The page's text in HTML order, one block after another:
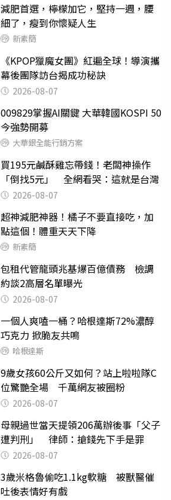
減肥首選，檸檬加它，堅持一週，腰
細了，瘦到你懷疑人生
新素簡
《KPOP獵魔女團》紅遍全球！導演攜
幕後團隊訪台揭成功秘訣
2026-08-07
009829掌握AI關鍵 大華韓國KOSPI 50
今強勢開募
大華銀全能行銷方案
買195元鹹酥雞忘帶錢！老闆神操作
「倒找5元」 全網看哭：這就是台灣
2026-08-07
超神減肥神器！橘子不要直接吃，加
點這個！體重天天下降
新素簡
包租代管龍頭兆基爆百億債務 檢調
約談2高層名單曝光
2026-08-07
一個人爽嗑一桶？哈根達斯72%濃醇
巧克力 掀脆友共鳴
哈根達斯
9歲女孩60公斤又如何？站上啦啦隊C
位驚艷全場 千萬網友被圈粉
2026-08-07
母親過世當天提領206萬辦後事「父子
遭判刑」 律師：搶錢先下手是罪
2026-08-07
3歲米格魯偷吃1.1kg軟糖 被獸醫催
吐後表情好有戲